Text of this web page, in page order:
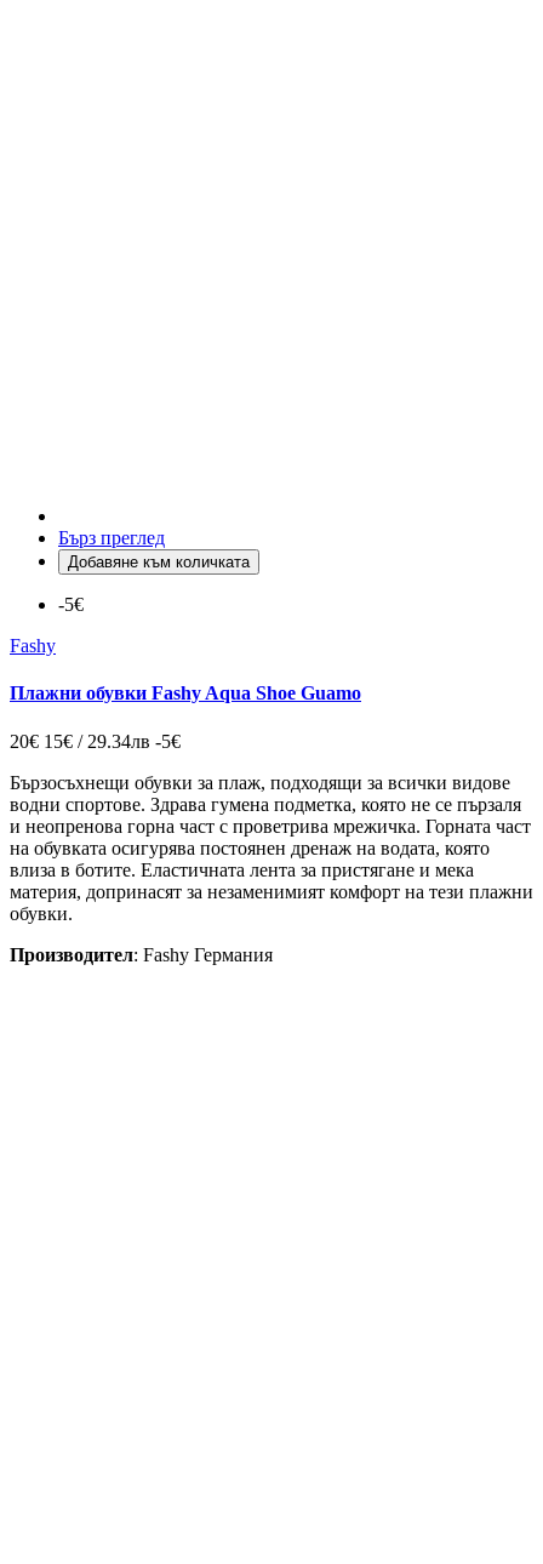
Бърз преглед
Добавяне към количката
-5€
Fashy
Плажни обувки Fashy Aqua Shoe Guamo
20€ 15€ / 29.34лв -5€
Бързосъхнещи обувки за плаж, подходящи за всички видове
водни спортове. Здрава гумена подметка, която не се пързаля
и неопренова горна част с проветрива мрежичка. Горната част
на обувката осигурява постоянен дренаж на водата, която
влиза в ботите. Еластичната лента за пристягане и мека
материя, допринасят за незаменимият комфорт на тези плажни
обувки.
Производител: Fashy Германия